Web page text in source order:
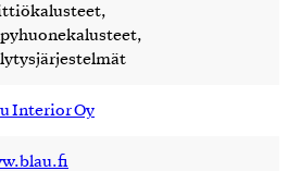
Interior Oy